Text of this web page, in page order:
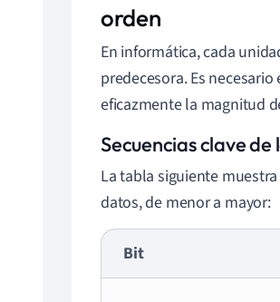
orden
En informática, cada
predecesora. Es
eficazmente la magnitud
Secuencias clave
La tabla siguiente
datos, de menor a mayor:
Bit